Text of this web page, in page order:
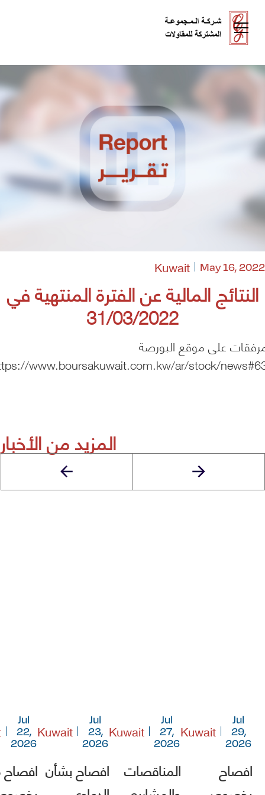
النتائج المالية عن الفترة المنتهية في
31/03/2022
May 16, 2022
Kuwait
على موقع البورصة
www.boursakuwait.com.kw/ar/stock/
المزيد من الأخبار
Jul
29,
2026
Kuwait
افصاح
Jul
27,
2026
Kuwait
المناقصات
Jul
23,
2026
Kuwait
افصاح بشأن
Jul
22,
2026